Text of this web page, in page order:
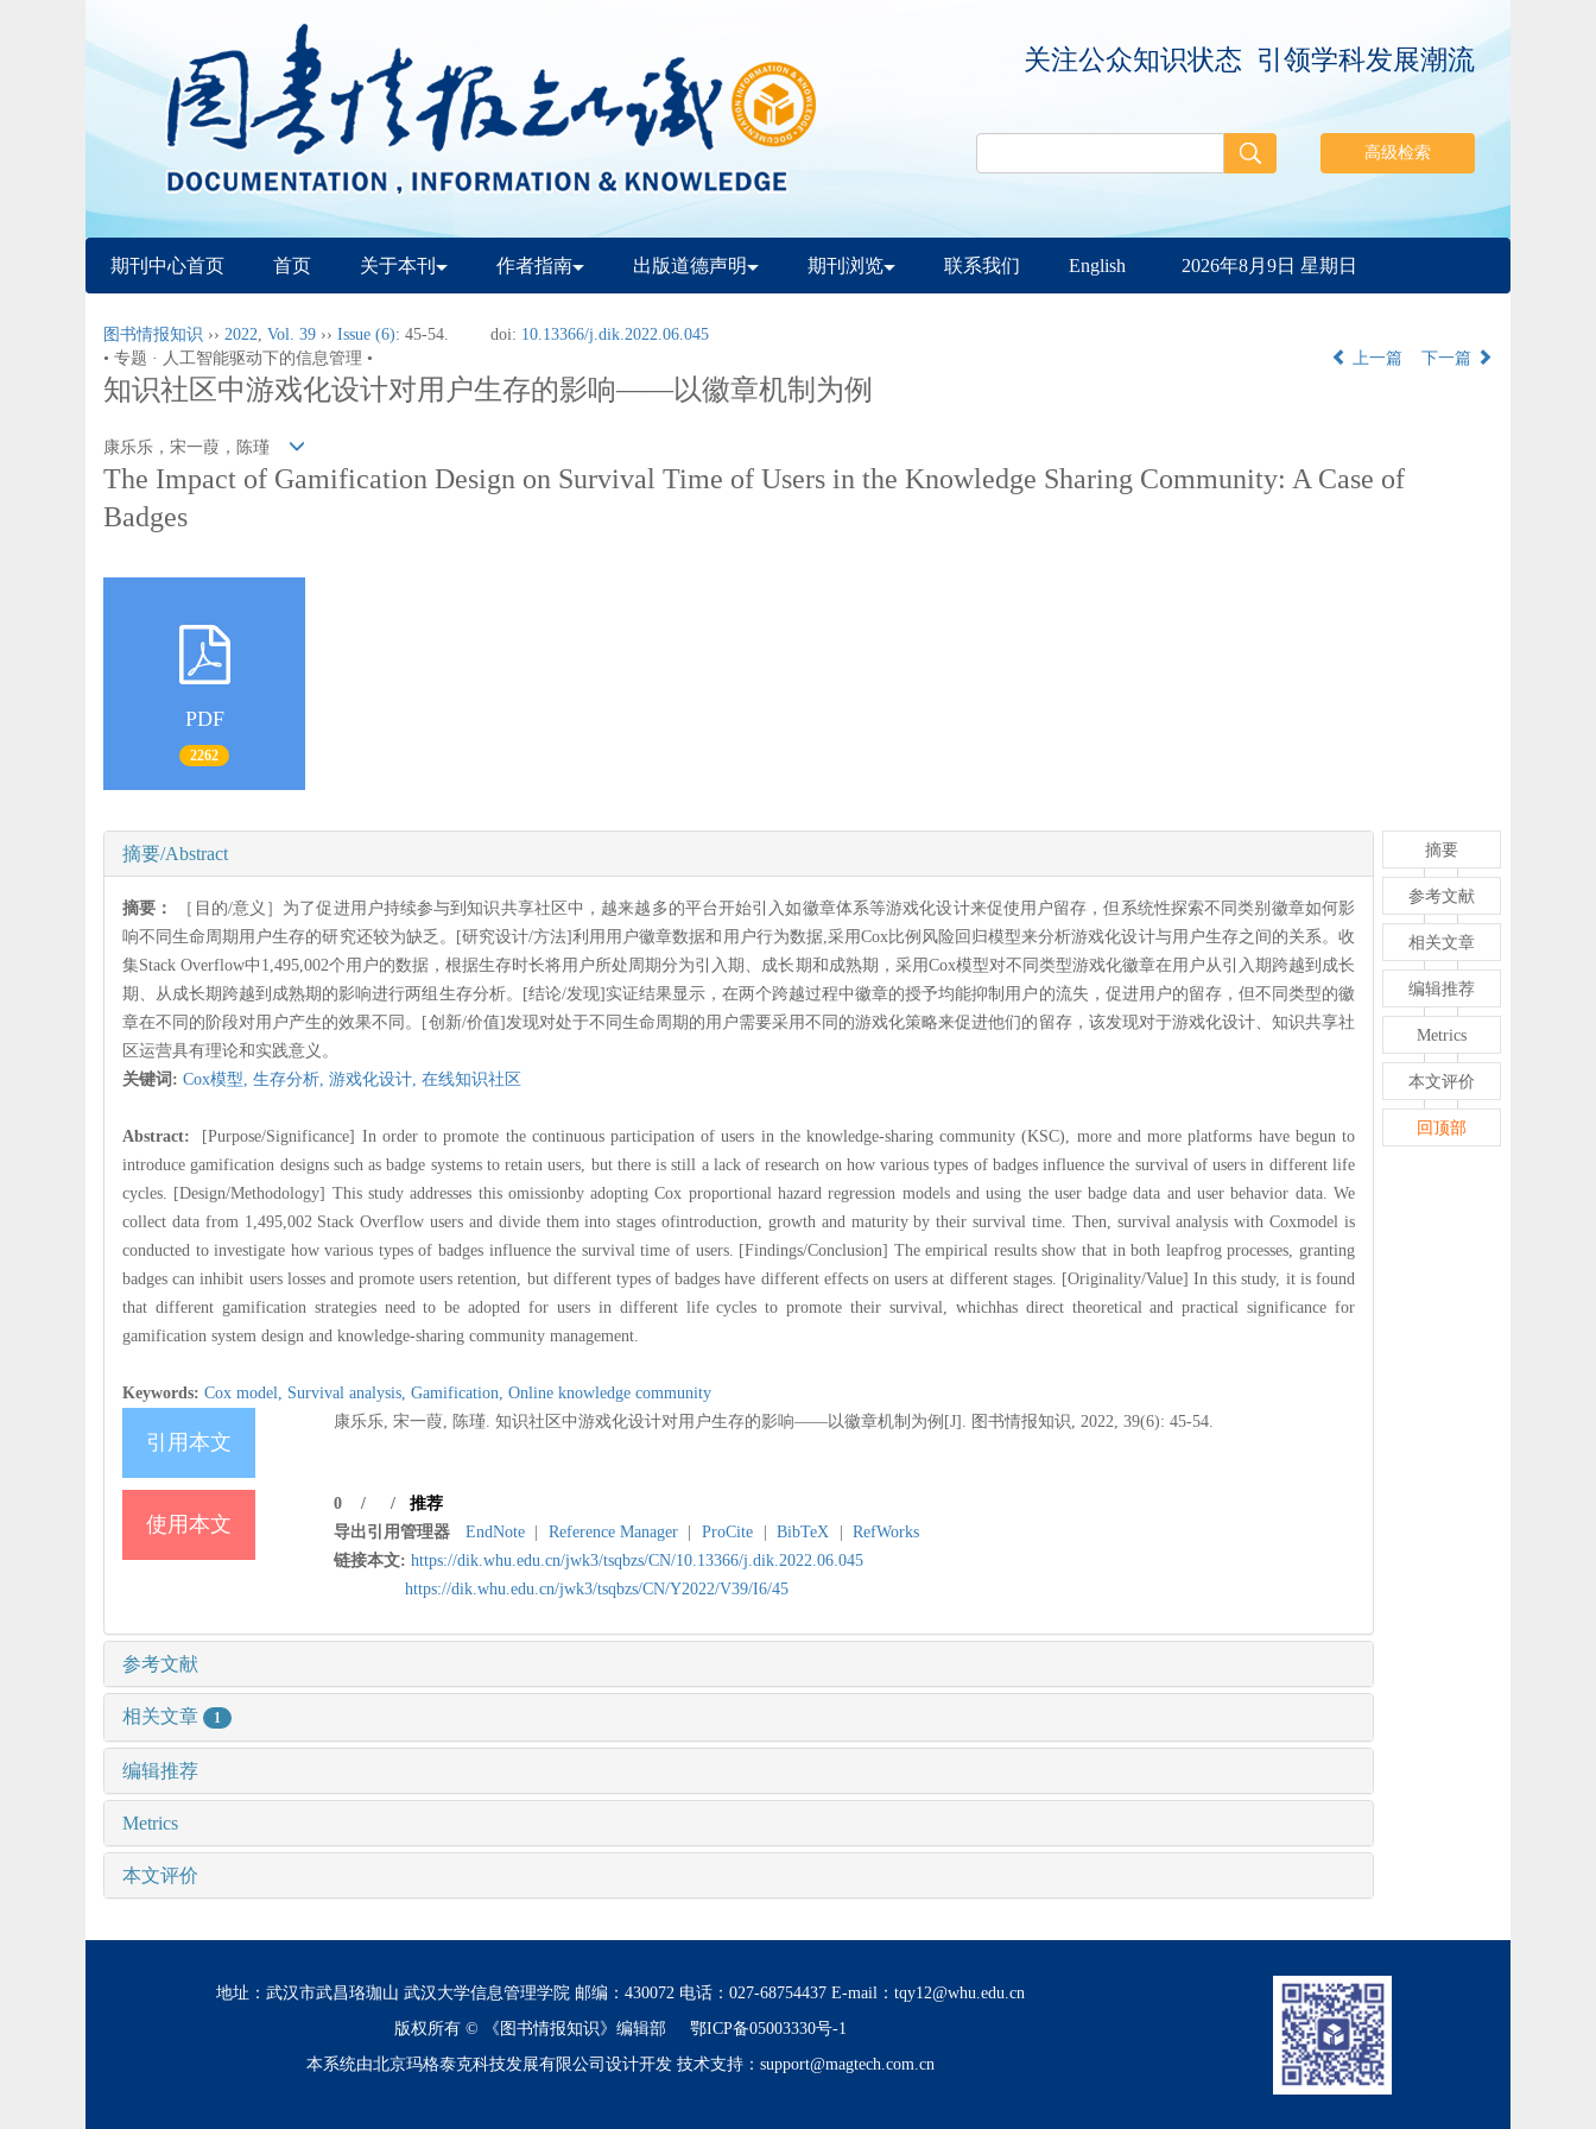
关注公众知识状态 引领学科发展潮流
期刊中心首页 首页 关于本刊 作者指南 出版道德声明 期刊浏览 联系我们 English 2026年8月9日 星期日
图书情报知识 ›› 2022, Vol. 39 ›› Issue (6): 45-54. doi: 10.13366/j.dik.2022.06.045
• 专题 · 人工智能驱动下的信息管理 •
上一篇 下一篇
知识社区中游戏化设计对用户生存的影响——以徽章机制为例
康乐乐，宋一葭，陈瑾
The Impact of Gamification Design on Survival Time of Users in the Knowledge Sharing Community: A Case of
Badges
PDF
2262
摘要/Abstract
摘要：
［目的/意义］为了促进用户持续参与到知识共享社区中，越来越多的平台开始引入如徽章体系等游戏化设计来促使用户留存，但系统性探索不同类别徽章如何影
响不同生命周期用户生存的研究还较为缺乏。[研究设计/方法]利用用户徽章数据和用户行为数据,采用Cox比例风险回归模型来分析游戏化设计与用户生存之间的关系。收
集Stack Overflow中1,495,002个用户的数据，根据生存时长将用户所处周期分为引入期、成长期和成熟期，采用Cox模型对不同类型游戏化徽章在用户从引入期跨越到成长
期、从成长期跨越到成熟期的影响进行两组生存分析。[结论/发现]实证结果显示，在两个跨越过程中徽章的授予均能抑制用户的流失，促进用户的留存，但不同类型的徽
章在不同的阶段对用户产生的效果不同。[创新/价值]发现对处于不同生命周期的用户需要采用不同的游戏化策略来促进他们的留存，该发现对于游戏化设计、知识共享社
区运营具有理论和实践意义。
关键词: Cox模型, 生存分析, 游戏化设计, 在线知识社区
Abstract:
[Purpose/Significance] In order to promote the continuous participation of users in the knowledge-sharing community (KSC), more and more platforms have begun to
introduce gamification designs such as badge systems to retain users, but there is still a lack of research on how various types of badges influence the survival of users in different life
cycles. [Design/Methodology] This study addresses this omissionby adopting Cox proportional hazard regression models and using the user badge data and user behavior data. We
collect data from 1,495,002 Stack Overflow users and divide them into stages ofintroduction, growth and maturity by their survival time. Then, survival analysis with Coxmodel is
conducted to investigate how various types of badges influence the survival time of users. [Findings/Conclusion] The empirical results show that in both leapfrog processes, granting
badges can inhibit users losses and promote users retention, but different types of badges have different effects on users at different stages. [Originality/Value] In this study, it is found
that different gamification strategies need to be adopted for users in different life cycles to promote their survival, whichhas direct theoretical and practical significance for
gamification system design and knowledge-sharing community management.
Keywords: Cox model, Survival analysis, Gamification, Online knowledge community
引用本文
康乐乐, 宋一葭, 陈瑾. 知识社区中游戏化设计对用户生存的影响——以徽章机制为例[J]. 图书情报知识, 2022, 39(6): 45-54.
使用本文
0 / / 推荐
导出引用管理器
EndNote Reference Manager ProCite BibTeX
RefWorks
链接本文: https://dik.whu.edu.cn/jwk3/tsqbzs/CN/10.13366/j.dik.2022.06.045
https://dik.whu.edu.cn/jwk3/tsqbzs/CN/Y2022/V39/I6/45
参考文献
相关文章 1
编辑推荐
Metrics
本文评价
摘要
参考文献
相关文章
编辑推荐
Metrics
本文评价
回顶部
地址：武汉市武昌珞珈山 武汉大学信息管理学院 邮编：430072 电话：027-68754437 E-mail：tqy12@whu.edu.cn
版权所有 ©
《图书情报知识》编辑部
鄂ICP备05003330号-1
本系统由北京玛格泰克科技发展有限公司设计开发 技术支持：support@magtech.com.cn